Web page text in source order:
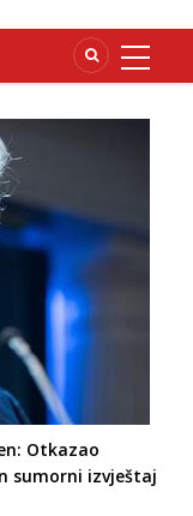
Otkazao
sumorni izvještaj